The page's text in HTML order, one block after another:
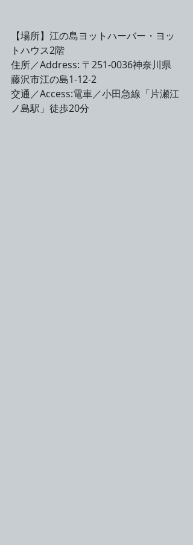
【場所】江の島ヨットハーバー・ヨッ
トハウス2階
住所／Address: 〒251-0036神奈川県
藤沢市江の島1-12-2
交通／Access:電車／小田急線「片瀬江
ノ島駅」徒歩20分